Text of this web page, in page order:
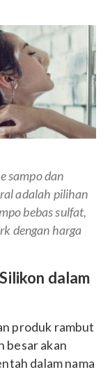
sampo dan
adalah pilihan
bebas sulfat,
dengan harga
dalam
produk rambut
besar akan
dalam nama